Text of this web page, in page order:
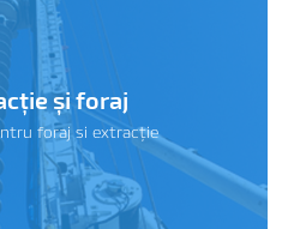
și foraj
foraj si extracție